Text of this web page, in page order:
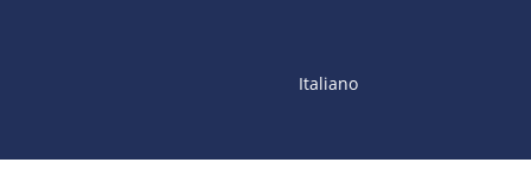
Italiano